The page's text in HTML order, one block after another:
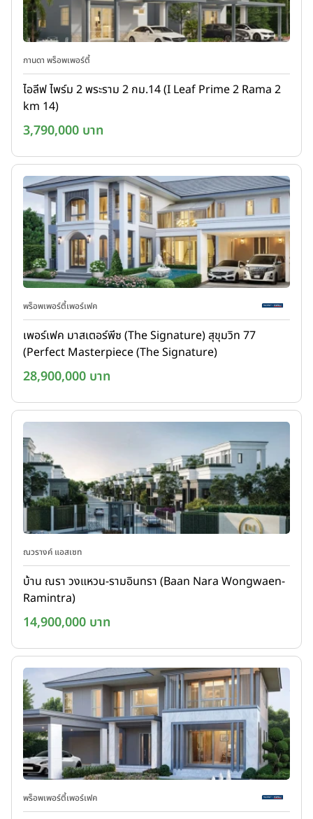
กานดา พร็อพเพอร์ตี้
ไอลีฟ ไพร์ม 2 พระราม 2 กม.14 (I Leaf Prime 2 Rama 2
km 14)
3,790,000 บาท
พร็อพเพอร์ตี้เพอร์เฟค
เพอร์เฟค มาสเตอร์พีซ (The Signature) สุขุมวิท 77
(Perfect Masterpiece (The Signature)
Sukhumvit77)
28,900,000 บาท
ณวรางค์ แอสเซท
บ้าน ณรา วงแหวน-รามอินทรา (Baan Nara Wongwaen-
Ramintra)
14,900,000 บาท
พร็อพเพอร์ตี้เพอร์เฟค